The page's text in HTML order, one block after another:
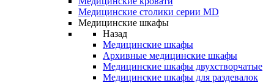
Медицинские столики серии MD
Медицинские шкафы
Назад
Медицинские шкафы
Архивные медицинские шкафы
Медицинские шкафы двухстворчатые
Медицинские шкафы для раздевалок